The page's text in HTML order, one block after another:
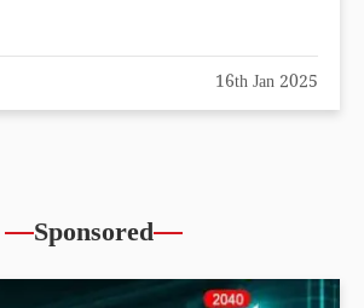
16th Jan 2025
Sponsored